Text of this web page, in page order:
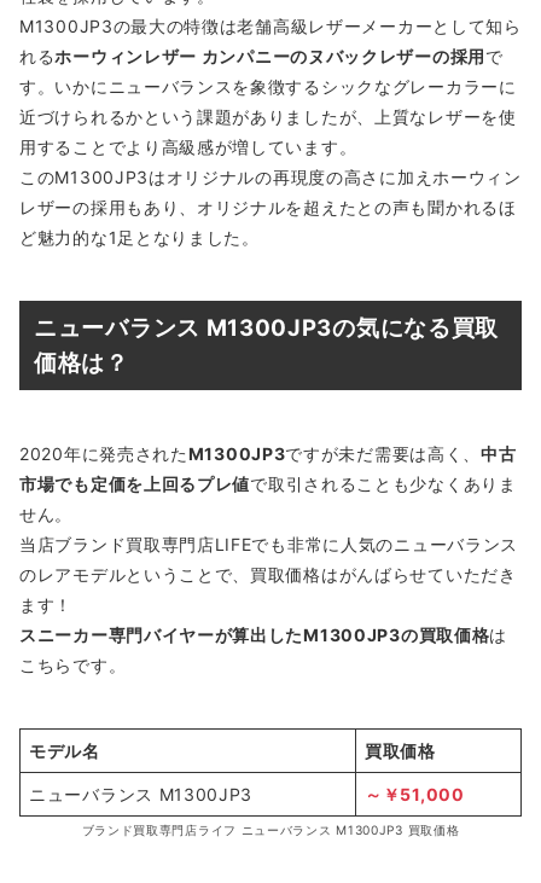
M1300JP3の最大の特徴は老舗高級レザーメーカーとして知ら
れるホーウィンレザー カンパニーのヌバックレザーの採用で
す。いかにニューバランスを象徴するシックなグレーカラーに
近づけられるかという課題がありましたが、上質なレザーを使
用することでより高級感が増しています。
このM1300JP3はオリジナルの再現度の高さに加えホーウィン
レザーの採用もあり、オリジナルを超えたとの声も聞かれるほ
ど魅力的な1足となりました。
ニューバランス M1300JP3の気になる買取
価格は？
2020年に発売されたM1300JP3ですが未だ需要は高く、中古
市場でも定価を上回るプレ値で取引されることも少なくありま
せん。
当店ブランド買取専門店LIFEでも非常に人気のニューバランス
のレアモデルということで、買取価格はがんばらせていただき
ます！
スニーカー専門バイヤーが算出したM1300JP3の買取価格は
こちらです。
モデル名 買取価格
ニューバランス M1300JP3 ～￥51,000
ブランド買取専門店ライフ ニューバランス M1300JP3 買取価格